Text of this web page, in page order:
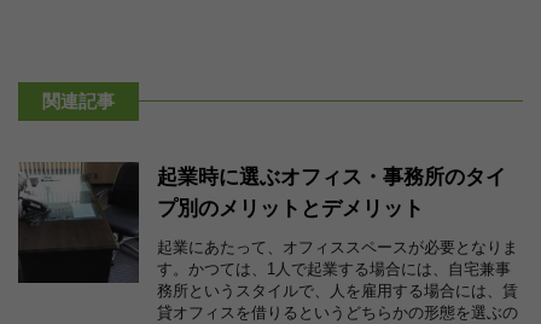
関連記事
起業時に選ぶオフィス・事務所のタイ
プ別のメリットとデメリット
起業にあたって、オフィススペースが必要となりま
す。かつては、1人で起業する場合には、自宅兼事
務所というスタイルで、人を雇用する場合には、賃
貸オフィスを借りるというどちらかの形態を選ぶの